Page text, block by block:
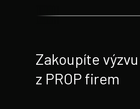
Zakoupíte
z PROP firem